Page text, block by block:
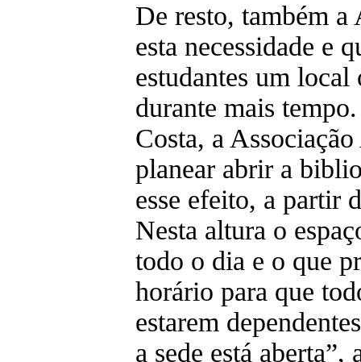
De resto, também
esta necessidade e
estudantes um local
durante mais
Costa, a
planear abrir a
esse efeito, a partir
Nesta altura o
todo o dia e o que
horário para que
estarem
a sede está aberta”,